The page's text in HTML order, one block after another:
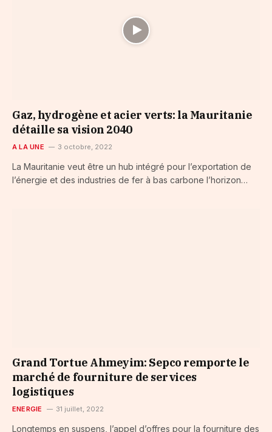
Gaz, hydrogène et acier verts: la Mauritanie
détaille sa vision 2040
A LA UNE 3 octobre, 2022
La Mauritanie veut être un hub intégré pour l’exportation de
l’énergie et des industries de fer à bas carbone l’horizon…
Grand Tortue Ahmeyim: Sepco remporte le
marché de fourniture de services
logistiques
ENERGIE 31 juillet, 2022
Longtemps en suspens, l’appel d’offres pour la fourniture des